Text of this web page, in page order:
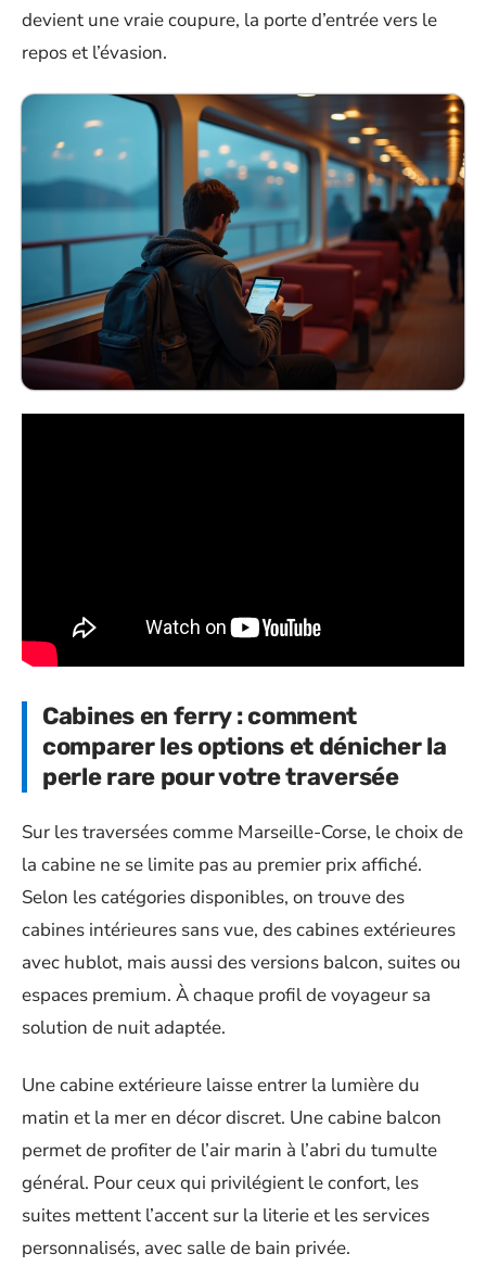
devient une vraie coupure, la porte d’entrée vers le
repos et l’évasion.
Cabines en ferry : comment
comparer les options et dénicher la
perle rare pour votre traversée
Sur les traversées comme Marseille-Corse, le choix de
la cabine ne se limite pas au premier prix affiché.
Selon les catégories disponibles, on trouve des
cabines intérieures sans vue, des cabines extérieures
avec hublot, mais aussi des versions balcon, suites ou
espaces premium. À chaque profil de voyageur sa
solution de nuit adaptée.
Une cabine extérieure laisse entrer la lumière du
matin et la mer en décor discret. Une cabine balcon
permet de profiter de l’air marin à l’abri du tumulte
général. Pour ceux qui privilégient le confort, les
suites mettent l’accent sur la literie et les services
personnalisés, avec salle de bain privée.